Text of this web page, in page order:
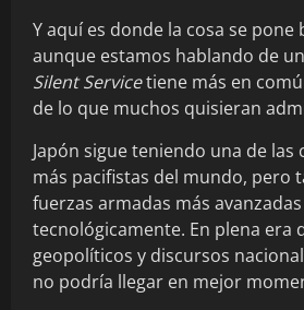
Y aquí es donde la cosa se pone
aunque estamos hablando de
Silent Servicetiene más en
de lo que muchos quisieran
Japón sigue teniendo una de
más pacifistas del mundo, pero
fuerzas armadas más avanzadas
tecnológicamente. En plena era
geopolíticos y discursos
no podría llegar en mejor